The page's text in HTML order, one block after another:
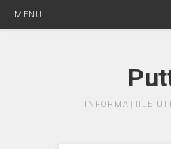
MENU
INFORMAȚIILE